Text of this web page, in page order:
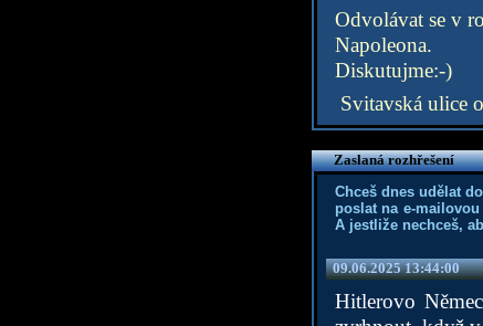
Odvolávat se v
Napoleona.
Diskutujme:-)
Svitavská ulice
Zaslaná rozhřešení
Chceš dnes udělat
poslat na e-
A jestliže nechceš,
09.06.2025 13:44:00
Hitlerovo